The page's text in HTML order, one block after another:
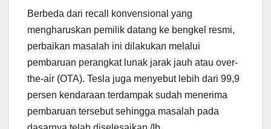
Berbeda dari recall konvensional yang
mengharuskan pemilik datang ke bengkel resmi,
perbaikan masalah ini dilakukan melalui
pembaruan perangkat lunak jarak jauh atau over-
the-air (OTA). Tesla juga menyebut lebih dari 99,9
persen kendaraan terdampak sudah menerima
pembaruan tersebut sehingga masalah pada